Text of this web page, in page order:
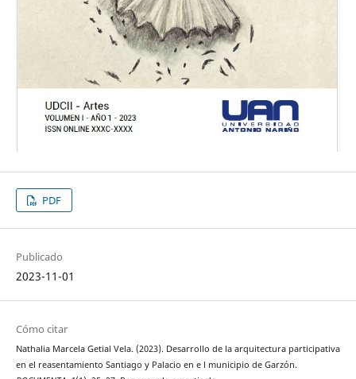
PDF
Publicado
2023-11-01
Cómo citar
Nathalia Marcela Getial Vela. (2023). Desarrollo de la arquitectura participativa
en el reasentamiento Santiago y Palacio en e l municipio de Garzón.